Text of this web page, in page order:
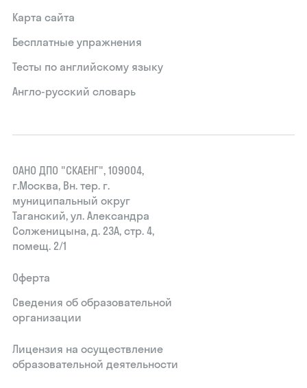
Карта сайта
Бесплатные упражнения
Тесты по английскому языку
Англо-русский словарь
ОАНО ДПО "СКАЕНГ", 109004,
г.Москва, Вн. тер. г.
муниципальный округ
Таганский, ул. Александра
Солженицына, д. 23А, стр. 4,
помещ. 2/1
Оферта
Сведения об образовательной
организации
Лицензия на осуществление
образовательной деятельности